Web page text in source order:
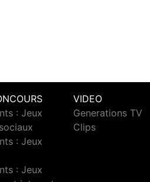
: Jeux
: Jeux
: Jeux
VIDEO
Generations TV
Clips